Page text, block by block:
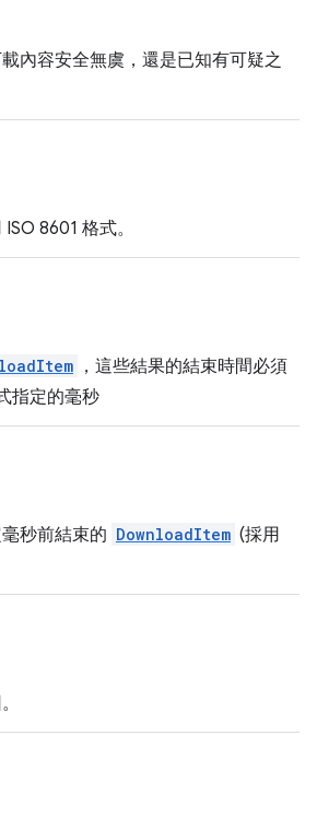
內容安全無虞，還是已知有可疑之
8601 格式。
，這些結果的結束時間必須
指定的毫秒
秒前結束的 DownloadItem (採用